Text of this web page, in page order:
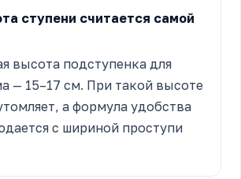
ступени считается самой
высота подступенка для
— 15–17 см. При такой высоте
а формула удобства
с шириной проступи